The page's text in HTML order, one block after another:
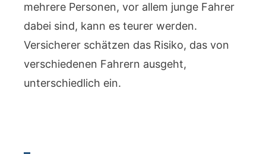
mehrere Personen, vor allem junge Fahrer
dabei sind, kann es teurer werden.
Versicherer schätzen das Risiko, das von
verschiedenen Fahrern ausgeht,
unterschiedlich ein.